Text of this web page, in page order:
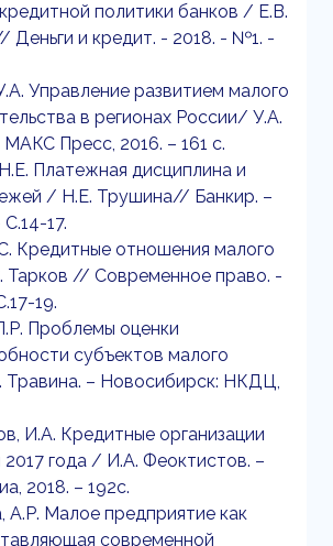
политики банков / Е.В.
Деньги и кредит. - 2018. - №1. -
Управление развитием малого
в регионах России/ У.А.
Пресс, 2016. – 161 с.
Платежная дисциплина и
/ Н.Е. Трушина// Банкир. –
17.
Кредитные отношения малого
Тарков // Современное право. -
19.
Проблемы оценки
субъектов малого
Травина. – Новосибирск: НКДЦ,
И.А. Кредитные организации
2017 года / И.А. Феоктистов. –
2018. – 192с.
А.Р. Малое предприятие как
современной